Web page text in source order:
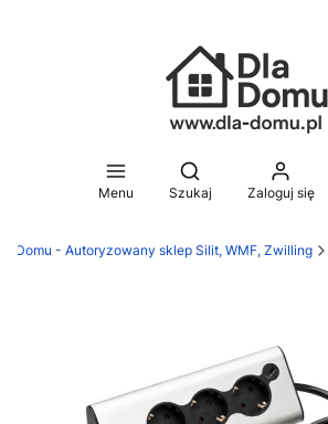
Menu
Otwórz
Szukaj Zaloguj się
Domu - Autoryzowany sklep Silit, WMF, Zwilling